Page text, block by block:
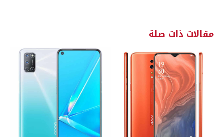
مقالات ذات صلة